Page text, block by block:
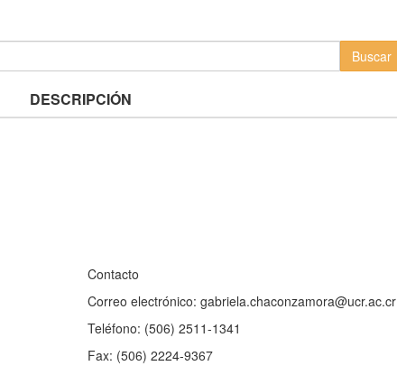
DESCRIPCIÓN
Contacto
Correo electrónico: gabriela.chaconzamora@ucr.ac.cr
Teléfono: (506) 2511-1341
Fax: (506) 2224-9367